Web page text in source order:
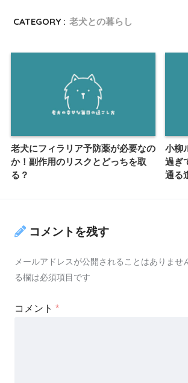
CATEGORY : 老犬との暮らし
老犬にフィラリア予防薬が必要なの
か！副作用のリスクとどっちを取
る？
小柳
過ぎ
通る
コメントを残す
メールアドレスが公開されることはありませ
る欄は必須項目です
コメント *